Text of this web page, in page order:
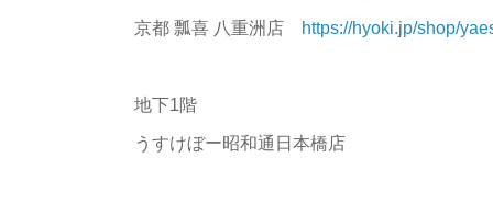
京都 瓢喜 八重洲店 https://hyoki.jp/shop/
地下1階
うすけぼー昭和通日本橋店